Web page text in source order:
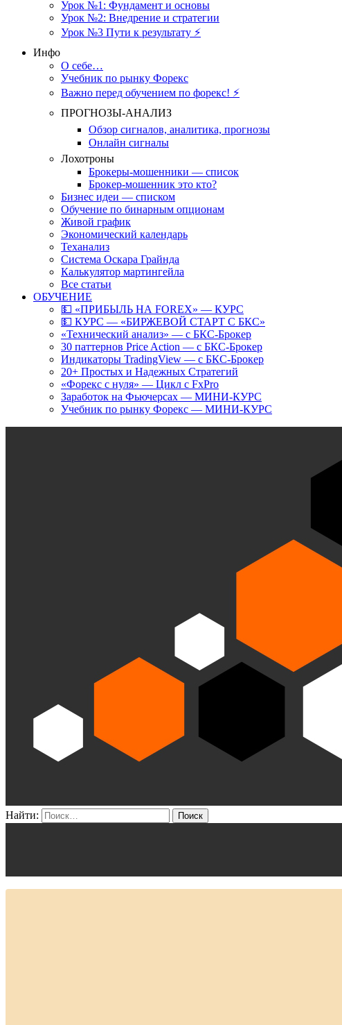
Урок №1: Фундамент и основы
Урок №2: Внедрение и стратегии
Урок №3 Пути к результату ⚡️
Инфо
О себе…
Учебник по рынку Форекс
Важно перед обучением по форекс! ⚡
ПРОГНОЗЫ-АНАЛИЗ
Обзор сигналов, аналитика, прогнозы
Онлайн сигналы
Лохотроны
Брокеры-мошенники — список
Брокер-мошенник это кто?
Бизнес идеи — списком
Обучение по бинарным опционам
Живой график
Экономический календарь
Теханализ
Система Оскара Грайнда
Калькулятор мартингейла
Все статьи
ОБУЧЕНИЕ
💵 «ПРИБЫЛЬ НА FOREX» — КУРС
💵 КУРС — «БИРЖЕВОЙ СТАРТ С БКС»
«Технический анализ» — с БКС-Брокер
30 паттернов Price Action — с БКС-Брокер
Индикаторы TradingView — с БКС-Брокер
20+ Простых и Надежных Стратегий
«Форекс с нуля» — Цикл с FxPro
Заработок на Фьючерсах — МИНИ-КУРС
Учебник по рынку Форекс — МИНИ-КУРС
Найти: